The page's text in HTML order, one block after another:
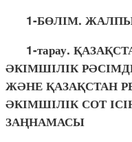
1-БӨЛІМ.
1-тарау.
ӘКІМШІЛІК
ЖӘНЕ ҚАЗАҚСТАН
ӘКІМШІЛІК СОТ
ЗАҢНАМАСЫ